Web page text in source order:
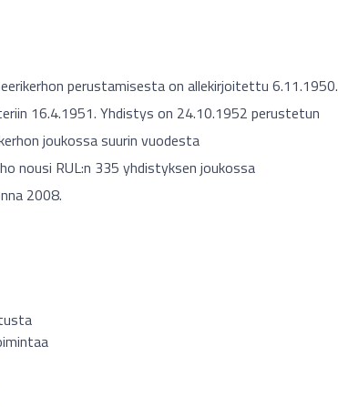
perustamisesta on allekirjoitettu 6.11.1950.
16.4.1951. Yhdistys on 24.10.1952 perustetun
joukossa suurin vuodesta
nousi RUL:n 335 yhdistyksen joukossa
2008.